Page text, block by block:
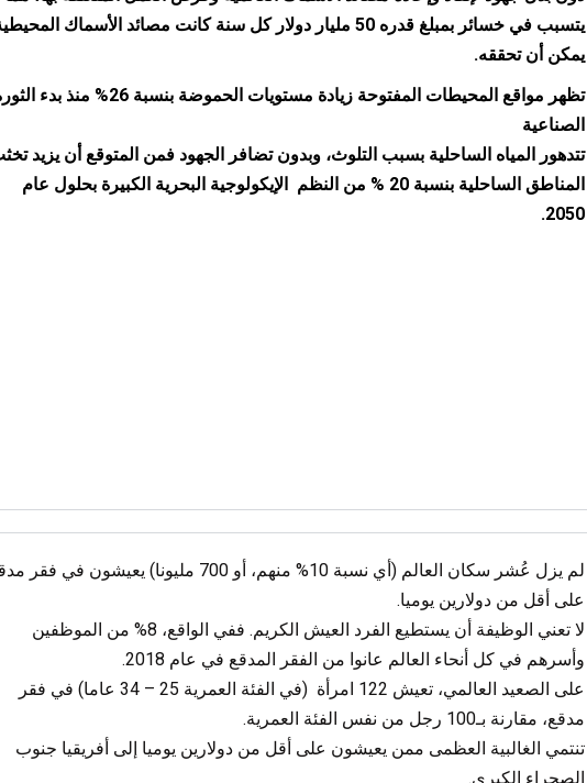
يتسبب في خسائر ‏بمبلغ قدره 50 مليار دولار كل سنة كانت مصائد الأسماك
‏يمكن أن تحققه.
تظهر مواقع المحيطات المفتوحة زيادة مستويات الحموضة بنسبة 26% منذ بدء
الصناعية
تتدهور المياه الساحلية بسبب التلوث، وبدون تضافر الجهود فمن المتوقع أن يزيد
المناطق الساحلية بنسبة 20 % من النظم الإيكولوجية البحرية الكبيرة بحلول عام
2050.
لم يزل عُشر سكان العالم (أي نسبة 10% منهم، أو 700 مليونا) يعيشون في
على أقل من دولارين يوميا.
لا تعني الوظيفة أن يستطيع الفرد العيش الكريم. ففي الواقع، 8% من الموظفين
وأسرهم في كل أنحاء العالم عانوا من الفقر المدقع في عام 2018.
على الصعيد العالمي، تعيش 122 امرأة (في الفئة العمرية 25 – 34 عاما) في فقر
مدقع، مقارنة بـ100 رجل من نفس الفئة العمرية.
تنتمي الغالبية العظمى ممن يعيشون على أقل من دولارين يوميا إلى أفريقيا جنوب
الصحراء الكبرى.